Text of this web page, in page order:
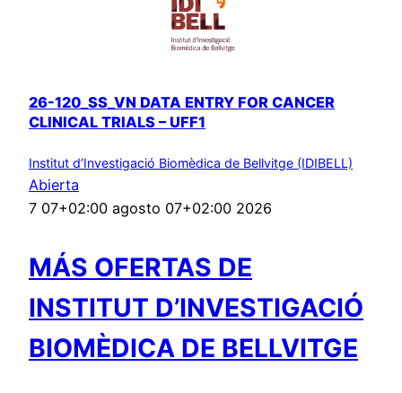
26-120_SS_VN DATA ENTRY FOR CANCER
CLINICAL TRIALS – UFF1
Institut d’Investigació Biomèdica de Bellvitge (IDIBELL)
Abierta
7 07+02:00 agosto 07+02:00 2026
MÁS OFERTAS DE
INSTITUT D’INVESTIGACIÓ
BIOMÈDICA DE BELLVITGE